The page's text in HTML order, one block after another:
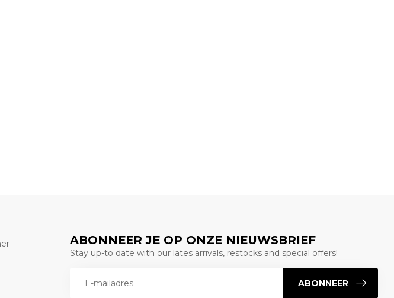
ABONNEER JE OP ONZE NIEUWSBRIEF
Stay up-to date with our lates arrivals, restocks and special offers!
ABONNEER